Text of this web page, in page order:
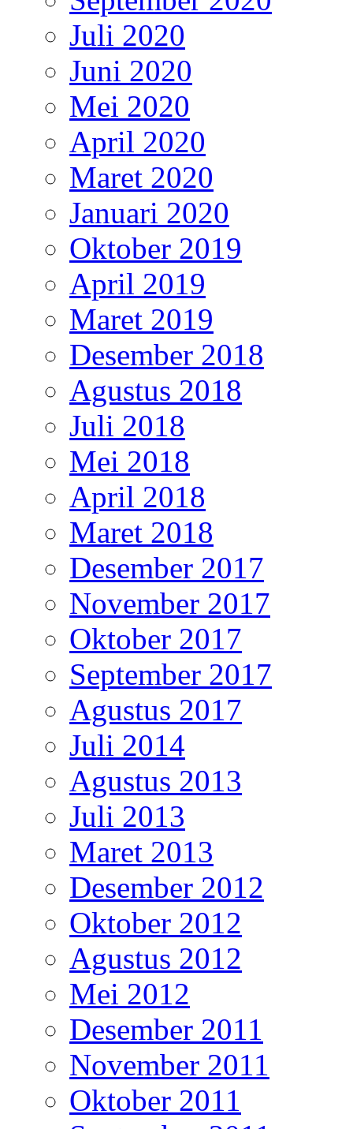
Juli 2020
Juni 2020
Mei 2020
April 2020
Maret 2020
Januari 2020
Oktober 2019
April 2019
Maret 2019
Desember 2018
Agustus 2018
Juli 2018
Mei 2018
April 2018
Maret 2018
Desember 2017
November 2017
Oktober 2017
September 2017
Agustus 2017
Juli 2014
Agustus 2013
Juli 2013
Maret 2013
Desember 2012
Oktober 2012
Agustus 2012
Mei 2012
Desember 2011
November 2011
Oktober 2011